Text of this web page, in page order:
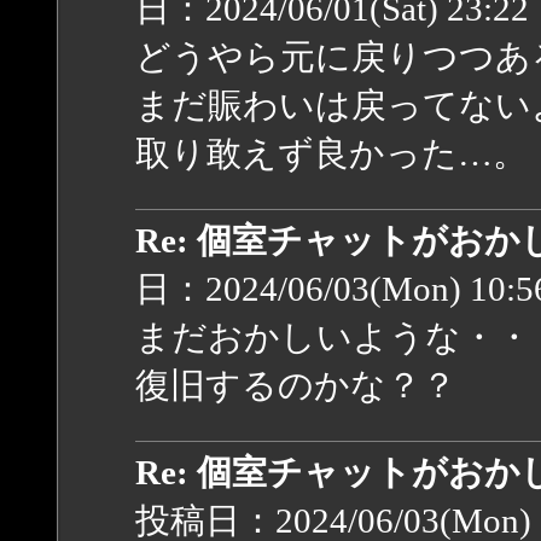
日：2024/06/01(Sat)
どうやら元に戻りつつ
まだ賑わいは戻ってな
取り敢えず良かった…。
Re: 個室チャットがおか
日：2024/06/03(Mon)
まだおかしいような・・
復旧するのかな？？
Re: 個室チャットがおか
投稿日：2024/06/